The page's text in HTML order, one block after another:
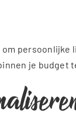
je budget